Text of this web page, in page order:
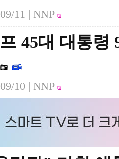
11 | NNP
45대 대통령
10 | NNP